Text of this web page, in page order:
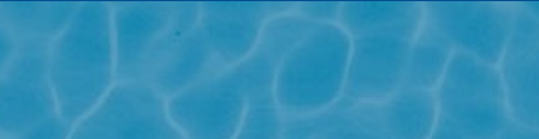
NOTRE CATALOGUE
DEMANDEZ UN DEVIS